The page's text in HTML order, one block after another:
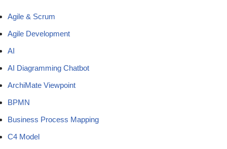
Agile & Scrum
Agile Development
AI
AI Diagramming Chatbot
ArchiMate Viewpoint
BPMN
Business Process Mapping
C4 Model